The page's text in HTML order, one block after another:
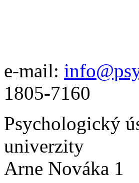
e-mail:
1805-7160
Psychologický
univerzity
Arne Nováka 1